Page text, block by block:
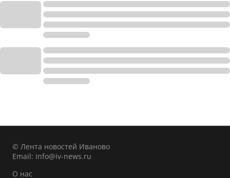
© Лента новостей Иваново
Email: info@iv-news.ru
О нас